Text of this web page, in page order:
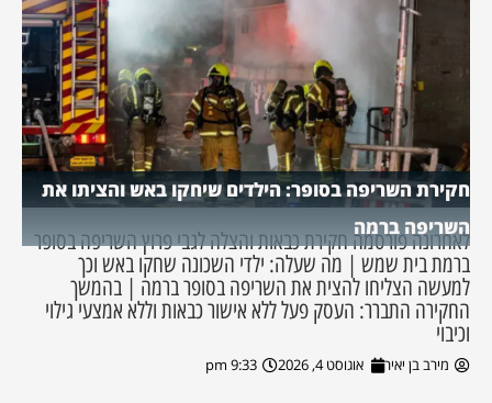
חקירת השריפה בסופר: הילדים שיחקו באש והציתו את
השריפה ברמה
לאחרונה פורסמה חקירת כבאות והצלה לגבי פרוץ השריפה בסופר
ברמת בית שמש | מה שעלה: ילדי השכונה שחקו באש וכך
למעשה הצליחו להצית את השריפה בסופר ברמה | בהמשך
החקירה התברר: העסק פעל ללא אישור כבאות וללא אמצעי גילוי
וכיבוי
מירב בן יאיר אוגוסט 4, 2026 9:33 pm